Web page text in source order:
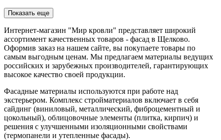
Показать еще
Интернет-магазин "Мир кровли" представляет широкий
ассортимент качественных товаров - фасад в Щелково.
Оформив заказ на нашем сайте, вы покупаете товары по
самым выгодным ценам. Мы предлагаем материалы ведущих
российских и зарубежных производителей, гарантирующих
высокое качество своей продукции.
Фасадные материалы используются при работе над
экстерьером. Комплекс стройматериалов включает в себя
сайдинг (виниловый, металлический, фиброцементный и
цокольный), облицовочные элементы (плитка, кирпич) и
решения с улучшенными изоляционными свойствами
(термопанели и утепленные фасады).